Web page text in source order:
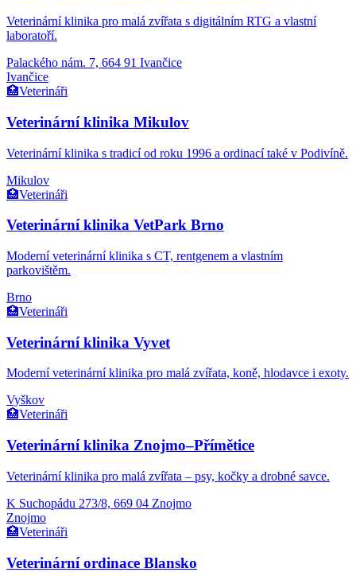
Veterinární klinika pro malá zvířata s digitálním RTG a vlastní
laboratoří.
Palackého nám. 7, 664 91 Ivančice
Ivančice
🏥Veterináři
Veterinární klinika Mikulov
Veterinární klinika s tradicí od roku 1996 a ordinací také v Podivíně.
Mikulov
🏥Veterináři
Veterinární klinika VetPark Brno
Moderní veterinární klinika s CT, rentgenem a vlastním
parkovištěm.
Brno
🏥Veterináři
Veterinární klinika Vyvet
Moderní veterinární klinika pro malá zvířata, koně, hlodavce i exoty.
Vyškov
🏥Veterináři
Veterinární klinika Znojmo–Přímětice
Veterinární klinika pro malá zvířata – psy, kočky a drobné savce.
K Suchopádu 273/8, 669 04 Znojmo
Znojmo
🏥Veterináři
Veterinární ordinace Blansko